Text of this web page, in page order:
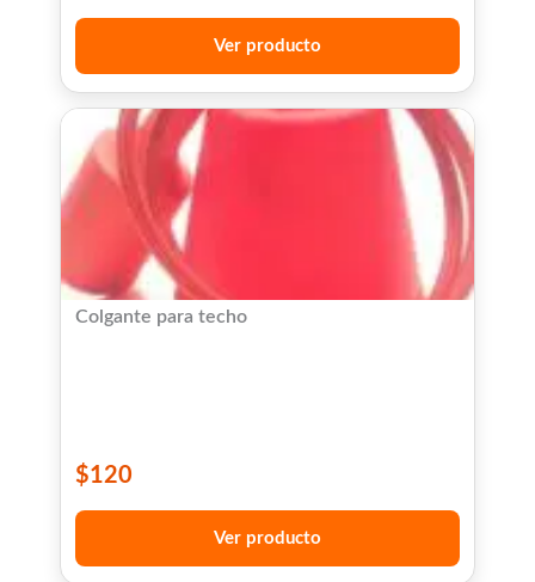
Ver producto
Colgante para techo
$120
Ver producto